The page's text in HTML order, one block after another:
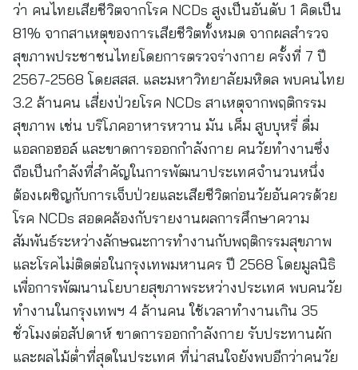
ว่า คนไทยเสียชีวิตจากโรค NCDs สูงเป็นอันดับ 1 คิดเป็น
81% จากสาเหตุของการเสียชีวิตทั้งหมด จากผลสำรวจ
สุขภาพประชาชนไทยโดยการตรวจร่างกาย ครั้งที่ 7 ปี
2567-2568 โดยสสส. และมหาวิทยาลัยมหิดล พบคนไทย
3.2 ล้านคน เสี่ยงป่วยโรค NCDs สาเหตุจากพฤติกรรม
สุขภาพ เช่น บริโภคอาหารหวาน มัน เค็ม สูบบุหรี่ ดื่ม
แอลกอฮอล์ และขาดการออกกำลังกาย คนวัยทำงานซึ่ง
ถือเป็นกำลังที่สำคัญในการพัฒนาประเทศจำนวนหนึ่ง
ต้องเผชิญกับการเจ็บป่วยและเสียชีวิตก่อนวัยอันควรด้วย
โรค NCDs สอดคล้องกับรายงานผลการศึกษาความ
สัมพันธ์ระหว่างลักษณะการทำงานกับพฤติกรรมสุขภาพ
และโรคไม่ติดต่อในกรุงเทพมหานคร ปี 2568 โดยมูลนิธิ
เพื่อการพัฒนานโยบายสุขภาพระหว่างประเทศ พบคนวัย
ทำงานในกรุงเทพฯ 4 ล้านคน ใช้เวลาทำงานเกิน 35
ชั่วโมงต่อสัปดาห์ ขาดการออกกำลังกาย รับประทานผัก
และผลไม้ต่ำที่สุดในประเทศ ที่น่าสนใจยังพบอีกว่าคนวัย